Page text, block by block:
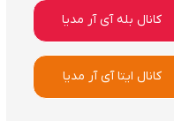
کانال بله آی آر مدیا
کانال ایتا آی آر مدیا